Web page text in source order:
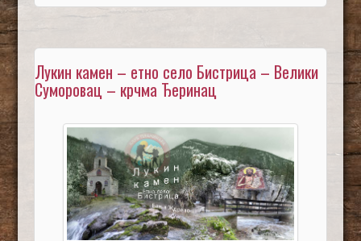
Лукин камен – етно село Бистрица – Велики
Суморовац – крчма Ђеринац